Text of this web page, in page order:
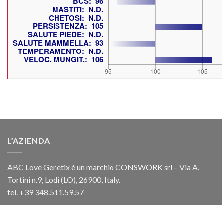
L’AZIENDA
ABC Love Genetix è un marchio CONSWORK srl – Via A.
Tortini n.9, Lodi (LO), 26900, Italy.
tel. +39 348.511.59.57